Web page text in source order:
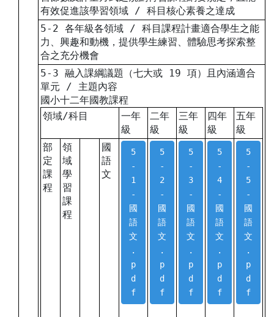
有效促進該學習領域 / 科目核心素養之達成
5-2 各年級各領域 / 科目課程計畫適合學生之能
力、興趣和動機，提供學生練習、體驗思考探索整
合之充分機會
5-3 融入課綱議題（七大或 19 項）且內涵適合
單元 / 主題內容
國小十二年國教課程
領域/科目
一年
級
二年
級
三年
級
四年
級
五年
級
部
定
課
程
領
域
學
習
課
程
國
語
文
5
-
1
-
國
語
文
.
p
d
f
5
-
2
-
國
語
文
.
p
d
f
5
-
3
-
國
語
文
.
p
d
f
5
-
4
-
國
語
文
.
p
d
f
5
-
5
-
國
語
文
.
p
d
f